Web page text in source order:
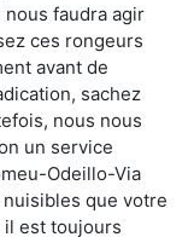
faudra agir
ces rongeurs
avant de
sachez
nous nous
un service
Odeillo-Via
que votre
il est toujours